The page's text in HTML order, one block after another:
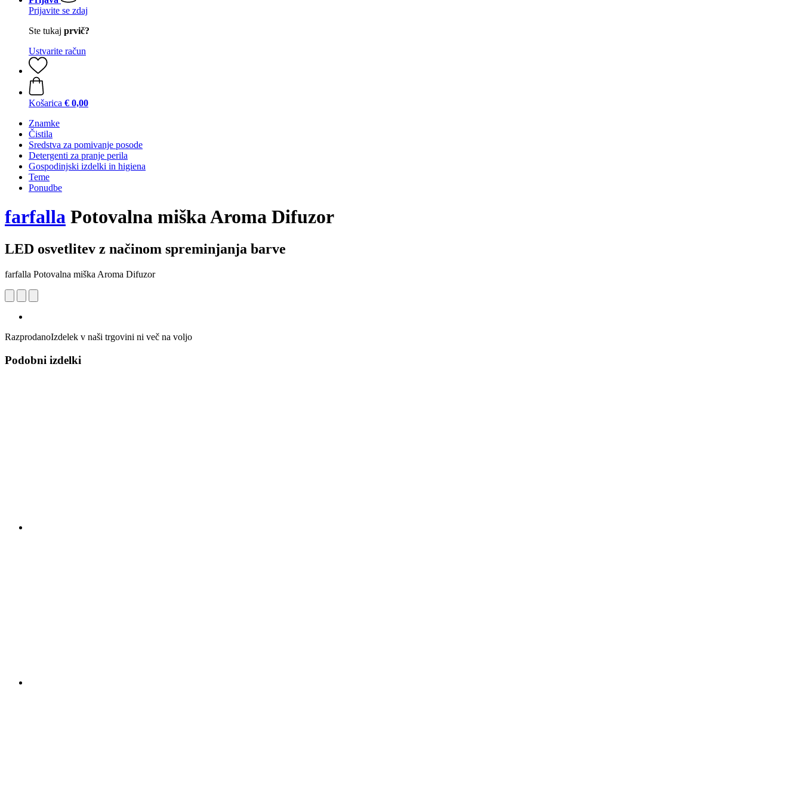
Prijavite se zdaj
Ste tukaj prvič?
Ustvarite račun
Košarica € 0,00
Znamke
Čistila
Sredstva za pomivanje posode
Detergenti za pranje perila
Gospodinjski izdelki in higiena
Teme
Ponudbe
farfalla Potovalna miška Aroma Difuzor
LED osvetlitev z načinom spreminjanja barve
farfalla Potovalna miška Aroma Difuzor
RazprodanoIzdelek v naši trgovini ni več na voljo
Podobni izdelki